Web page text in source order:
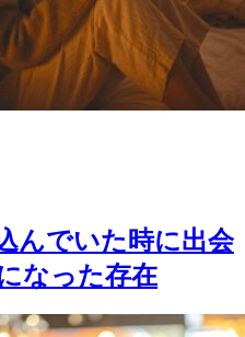
んでいた時に出会
なった存在